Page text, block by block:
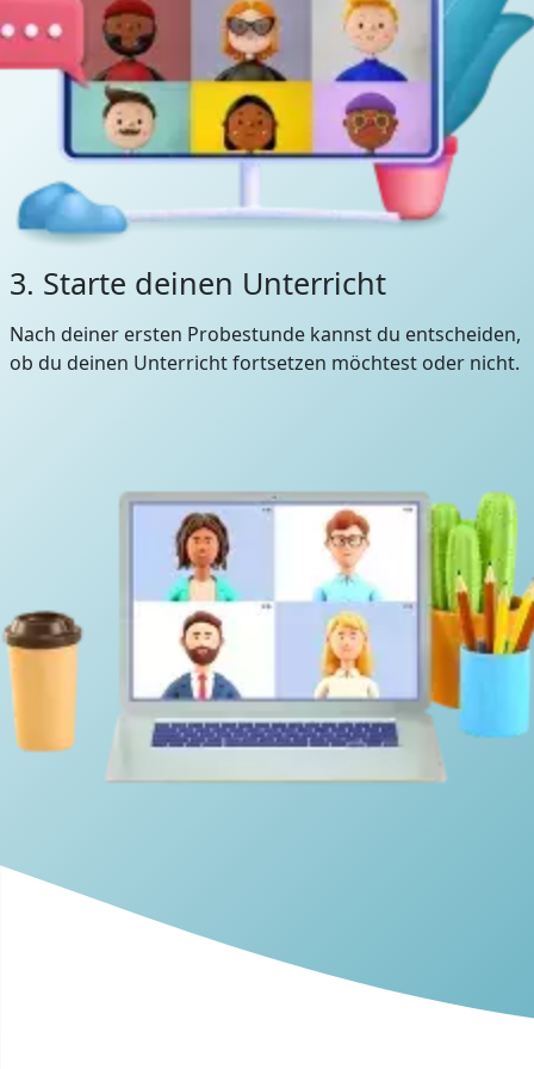
3. Starte deinen Unterricht
Nach deiner ersten Probestunde kannst du entscheiden,
ob du deinen Unterricht fortsetzen möchtest oder nicht.